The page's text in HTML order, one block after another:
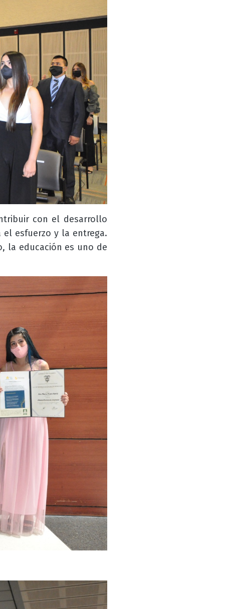
con el desarrollo
esfuerzo y la entrega.
la educación es uno de